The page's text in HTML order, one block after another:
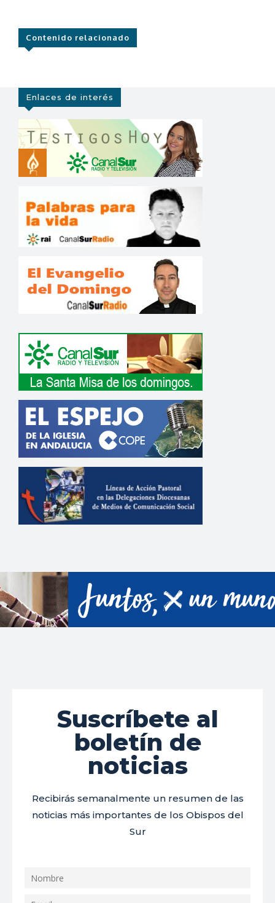
Contenido relacionado
Enlaces de interés
Suscríbete al
boletín de
noticias
Recibirás semanalmente un resumen de las
noticias más importantes de los Obispos del
Sur